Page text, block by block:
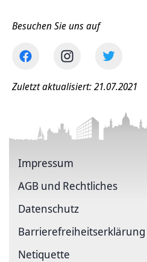
Besuchen Sie uns auf
Zuletzt aktualisiert: 21.07.2021
Impressum
AGB und Rechtliches
Datenschutz
Barriere­freiheits­erklärung
Netiquette